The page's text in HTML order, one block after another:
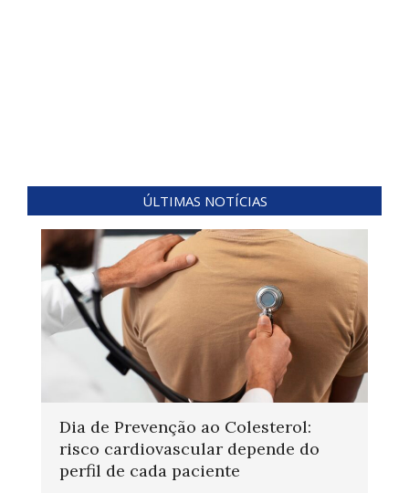
ÚLTIMAS NOTÍCIAS
Dia de Prevenção ao Colesterol:
risco cardiovascular depende do
perfil de cada paciente